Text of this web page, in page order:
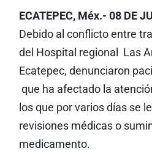
ECATEPEC, Méx.- 08 DE
Debido al conflicto entre
del Hospital regional Las
Ecatepec, denunciaron
que ha afectado la
los que por varios días se
revisiones médicas o
medicamento.